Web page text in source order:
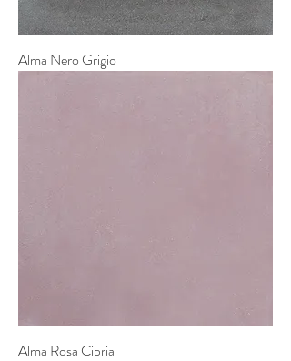
Alma Nero Grigio
Alma Rosa Cipria